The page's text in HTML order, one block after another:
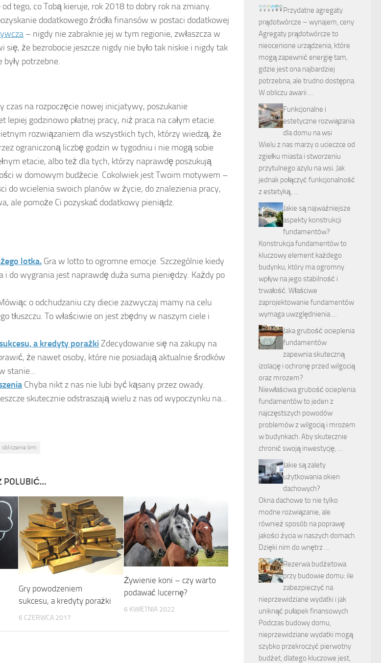
tego, co Tobą kieruje, rok 2018 to dobry rok na zmiany.
dodatkowego źródła finansów w postaci dodatkowej
– nigdy nie zabraknie jej w tym regionie, zwłaszcza w
że bezrobocie jeszcze nigdy nie było tak niskie i nigdy tak
były potrzebne.
czas na rozpoczęcie nowej inicjatywy, poszukanie
lepiej godzinowo płatnej pracy, niż praca na całym etacie.
rozwiązaniem dla wszystkich tych, którzy wiedzą, że
ograniczoną liczbę godzin w tygodniu i nie mogą sobie
etacie, albo też dla tych, którzy naprawdę poszukują
w domowym budżecie. Cokolwiek jest Twoim motywem –
do wcielenia swoich planów w życie, do znalezienia pracy,
ale pomoże Ci pozyskać dodatkowy pieniądz.
lotka. Gra w lotto to ogromne emocje. Szczególnie kiedy
i do wygrania jest naprawdę duża suma pieniędzy. Każdy po
o odchudzaniu czy diecie zazwyczaj mamy na celu
tłuszczu. To właściwie on jest zbędny w naszym ciele i
a kredyty porażkiZdecydowanie się na zakupy na
że nawet osoby, które nie posiadają aktualnie środków
stanie...
Chyba nikt z nas nie lubi być kąsany przez owady.
skutecznie odstraszają wielu z nas od wypoczynku na...
obliczenie bmi
POLUBIĆ…
Gry powodzeniem
sukcesu, a kredyty porażki
6 CZERWCA 2017
Żywienie koni – czy warto
podawać lucernę?
6 KWIETNIA 2022
Przydatne agregaty
prądotwórcze – wynajem, ceny
Agregaty prądotwórcze to
nieocenione urządzenia, które
mogą zapewnić energię tam,
gdzie jest ona najbardziej
potrzebna, ale trudno dostępna.
W obliczu awarii …
Funkcjonalne i
estetyczne rozwiązania
dla domu na wsi
Wielu z nas marzy o ucieczce od
zgiełku miasta i stworzeniu
przytulnego azylu na wsi. Jak
jednak połączyć funkcjonalność
z estetyką, …
Jakie są najważniejsze
aspekty konstrukcji
fundamentów?
Konstrukcja fundamentów to
kluczowy element każdego
budynku, który ma ogromny
wpływ na jego stabilność i
trwałość. Właściwe
zaprojektowanie fundamentów
wymaga uwzględnienia …
Jaka grubość ocieplenia
fundamentów
zapewnia skuteczną
izolację i ochronę przed wilgocią
oraz mrozem?
Niewłaściwa grubość ocieplenia
fundamentów to jeden z
najczęstszych powodów
problemów z wilgocią i mrozem
w budynkach. Aby skutecznie
chronić swoją inwestycję, …
Jakie są zalety
użytkowania okien
dachowych?
Okna dachowe to nie tylko
modne rozwiązanie, ale
również sposób na poprawę
jakości życia w naszych domach.
Dzięki nim do wnętrz …
Rezerwa budżetowa
przy budowie domu: ile
zabezpieczyć na
nieprzewidziane wydatki i jak
uniknąć pułapek finansowych
Podczas budowy domu,
nieprzewidziane wydatki mogą
szybko przekroczyć pierwotny
budżet, dlatego kluczowe jest,